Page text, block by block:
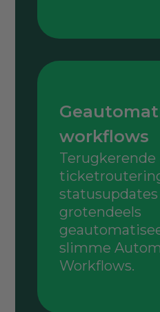
workflows
Terugkerende
grotendeels
slimme
Workflows.